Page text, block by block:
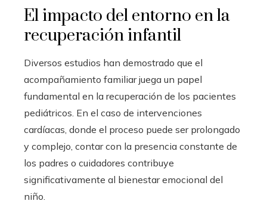
El impacto del entorno en la
recuperación infantil
Diversos estudios han demostrado que el
acompañamiento familiar juega un papel
fundamental en la recuperación de los pacientes
pediátricos. En el caso de intervenciones
cardíacas, donde el proceso puede ser prolongado
y complejo, contar con la presencia constante de
los padres o cuidadores contribuye
significativamente al bienestar emocional del
niño.